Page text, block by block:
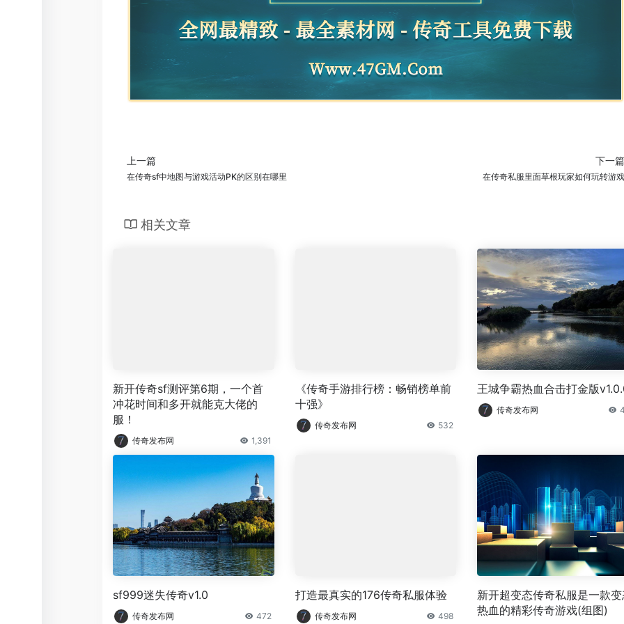
上一篇
在传奇sf中地图与游戏活动PK的区别在哪里
下一篇
在传奇私服里面草根玩家如何玩转游戏
相关文章
新开传奇sf测评第6期，一个首
冲花时间和多开就能克大佬的
服！
传奇发布网 1,391
《传奇手游排行榜：畅销榜单前
十强》
传奇发布网 532
王城争霸热血合击打金版
传奇发布网
sf999迷失传奇v1.0
传奇发布网 472
打造最真实的176传奇私服体验
传奇发布网 498
新开超变态传奇私服是一款
热血的精彩传奇游戏(组图)